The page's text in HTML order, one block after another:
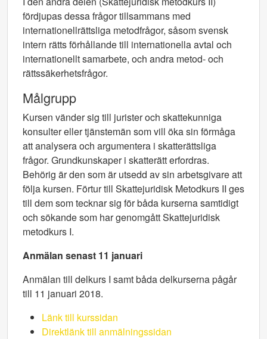
fördjupas dessa frågor tillsammans med
internationellrättsliga metodfrågor, såsom svensk
intern rätts förhållande till internationella avtal och
internationellt samarbete, och andra metod- och
rättssäkerhetsfrågor.
Målgrupp
Kursen vänder sig till jurister och skattekunniga
konsulter eller tjänstemän som vill öka sin förmåga
att analysera och argumentera i skatterättsliga
frågor. Grundkunskaper i skatterätt erfordras.
Behörig är den som är utsedd av sin arbetsgivare att
följa kursen. Förtur till Skattejuridisk Metodkurs II ges
till dem som tecknar sig för båda kurserna samtidigt
och sökande som har genomgått Skattejuridisk
metodkurs I.
Anmälan senast 11 januari
Anmälan till delkurs I samt båda delkurserna pågår
till 11 januari 2018.
Länk till kurssidan
Direktlänk till anmälningssidan